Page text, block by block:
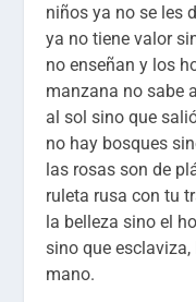
niños ya no se les
ya no tiene valor
no enseñan y los
manzana no sabe
al sol sino que
no hay bosques
las rosas son de
ruleta rusa con tu
la belleza sino el
sino que
mano.